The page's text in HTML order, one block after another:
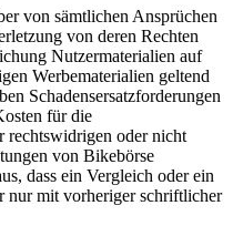
von sämtlichen Ansprüchen
von deren Rechten
Nutzermaterialien auf
Werbematerialien geltend
Schadensersatzforderungen
für die
rechtswidrigen oder nicht
von Bikebörse
dass ein Vergleich oder ein
nur mit vorheriger schriftlicher